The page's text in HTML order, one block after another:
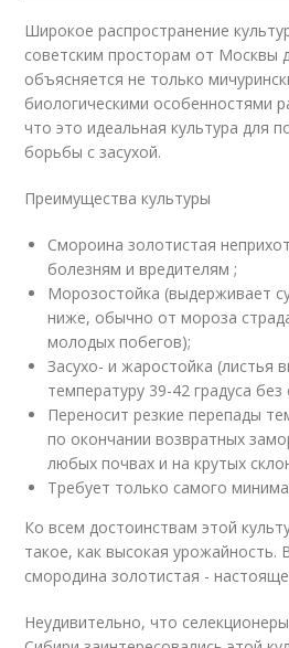
Широкое распространение
советским просторам от Москвы
объясняется не только
биологическими особенностями
что это идеальная культура для
борьбы с засухой.
Преимущества культуры
Смороина золотистая
болезням и вредителям ;
Морозостойка (выдерживает
ниже, обычно от мороза
молодых побегов);
Засухо- и жаростойка (листья
температуру 39-42 градуса
Переносит резкие перепады
по окончании возвратных
любых почвах и на крутых
Требует только самого
Ко всем достоинствам этой
такое, как высокая урожайность.
смородина золотистая -
Неудивительно, что